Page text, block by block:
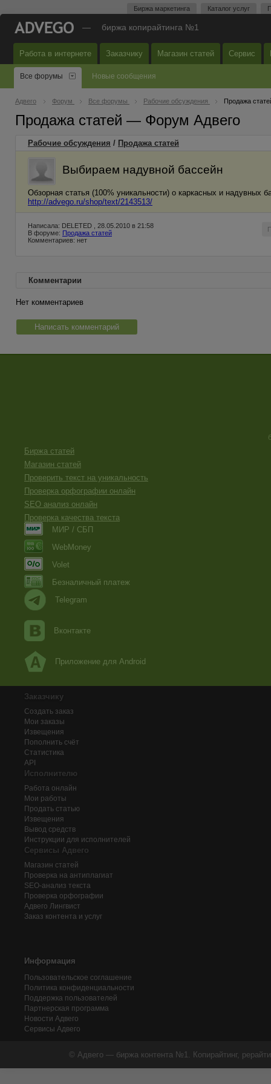
Биржа маркетинга Каталог услуг
— биржа копирайтинга №1
Работа в интернете Заказчику Магазин статей Сервис
Все форумы Новые сообщения
Адвего Форум Все форумы Рабочие обсуждения Продажа
Продажа статей — Форум Адвего
Рабочие обсуждения / Продажа статей
Выбираем надувной бассейн
Обзорная статья (100% уникальности) о каркасных и
http://advego.ru/shop/text/2143513/
Написала: DELETED , 28.05.2010 в 21:58
В форуме: Продажа статей
Комментариев: нет
Комментарии
Нет комментариев
Написать комментарий
Биржа статей
Магазин статей
Проверить текст на уникальность
Проверка орфографии онлайн
SEO анализ онлайн
Проверка качества текста
МИР / СБП
WebMoney
Volet
Безналичный платеж
Telegram
Вконтакте
Приложение для Android
Заказчику
Создать заказ
Мои заказы
Извещения
Пополнить счёт
Статистика
API
Исполнителю
Работа онлайн
Мои работы
Продать статью
Извещения
Вывод средств
Инструкции для исполнителей
Сервисы Адвего
Магазин статей
Проверка на антиплагиат
SEO-анализ текста
Проверка орфографии
Адвего Лингвист
Заказ контента и услуг
Информация
Пользовательское соглашение
Политика конфиденциальности
Поддержка пользователей
Партнерская программа
Новости Адвего
Сервисы Адвего
© Адвего — биржа контента №1. Копирайтинг,